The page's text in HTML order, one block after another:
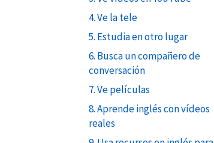
4. Ve la tele
5. Estudia en otro lugar
6. Busca un compañero de
conversación
7. Ve películas
8. Aprende inglés con vídeos
reales